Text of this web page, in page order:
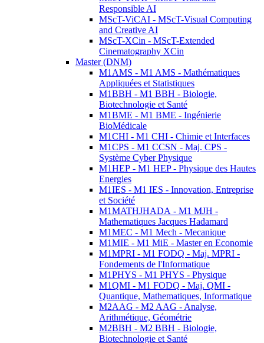
Responsible AI
MScT-ViCAI - MScT-Visual Computing
and Creative AI
MScT-XCin - MScT-Extended
Cinematography XCin
Master (DNM)
M1AMS - M1 AMS - Mathématiques
Appliquées et Statistiques
M1BBH - M1 BBH - Biologie,
Biotechnologie et Santé
M1BME - M1 BME - Ingénierie
BioMédicale
M1CHI - M1 CHI - Chimie et Interfaces
M1CPS - M1 CCSN - Maj. CPS -
Système Cyber Physique
M1HEP - M1 HEP - Physique des Hautes
Energies
M1IES - M1 IES - Innovation, Entreprise
et Société
M1MATHJHADA - M1 MJH -
Mathematiques Jacques Hadamard
M1MEC - M1 Mech - Mecanique
M1MIE - M1 MiE - Master en Economie
M1MPRI - M1 FODQ - Maj. MPRI -
Fondements de l'Informatique
M1PHYS - M1 PHYS - Physique
M1QMI - M1 FODQ - Maj. QMI -
Quantique, Mathematiques, Informatique
M2AAG - M2 AAG - Analyse,
Arithmétique, Géométrie
M2BBH - M2 BBH - Biologie,
Biotechnologie et Santé